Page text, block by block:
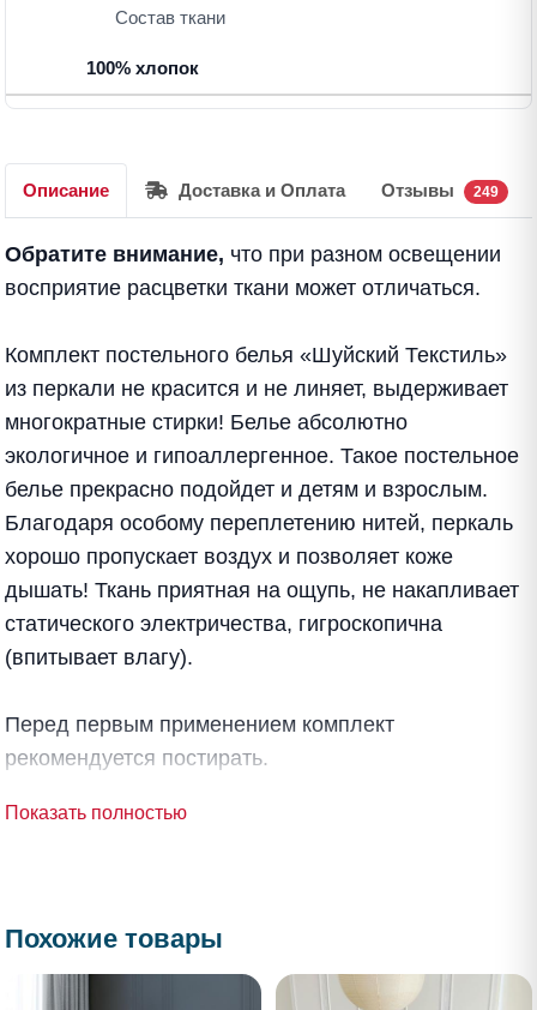
Состав ткани
100% хлопок
Описание Доставка и Оплата Отзывы 249
Обратите внимание, что при разном освещении
восприятие расцветки ткани может отличаться.
Комплект постельного белья «Шуйский Текстиль»
из перкали не красится и не линяет, выдерживает
многократные стирки! Белье абсолютно
экологичное и гипоаллергенное. Такое постельное
белье прекрасно подойдет и детям и взрослым.
Благодаря особому переплетению нитей, перкаль
хорошо пропускает воздух и позволяет коже
дышать! Ткань приятная на ощупь, не накапливает
статического электричества, гигроскопична
(впитывает влагу).
Перед первым применением комплект
рекомендуется постирать.
Показать полностью
Похожие товары